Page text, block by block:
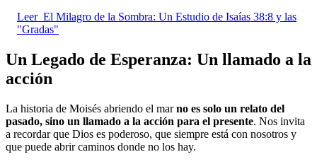
Leer El Milagro de la Sombra: Un Estudio de Isaías 38:8 y las
"Gradas"
Un Legado de Esperanza: Un llamado a la
acción
La historia de Moisés abriendo el marno es solo un relato del
pasado, sino un llamado a la acción para el presente. Nos invita
a recordar que Dios es poderoso, que siempre está con nosotros y
que puede abrir caminos donde no los hay.